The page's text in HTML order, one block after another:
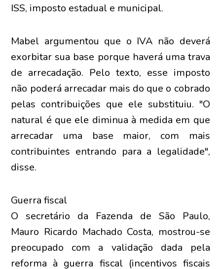
ISS, imposto estadual e municipal.
Mabel argumentou que o IVA não deverá
exorbitar sua base porque haverá uma trava
de arrecadação. Pelo texto, esse imposto
não poderá arrecadar mais do que o cobrado
pelas contribuições que ele substituiu. "O
natural é que ele diminua à medida em que
arrecadar uma base maior, com mais
contribuintes entrando para a legalidade",
disse.
Guerra fiscal
O secretário da Fazenda de São Paulo,
Mauro Ricardo Machado Costa, mostrou-se
preocupado com a validação dada pela
reforma à guerra fiscal (incentivos fiscais